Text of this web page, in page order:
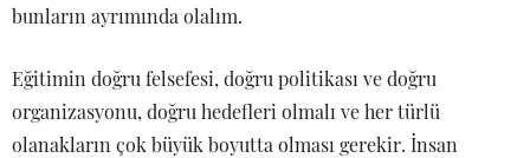
bunların ayrımında olalım.
Eğitimin doğru felsefesi, doğru politikası ve doğru
organizasyonu, doğru hedefleri olmalı ve her türlü
olanakların çok büyük boyutta olması gerekir. İnsan